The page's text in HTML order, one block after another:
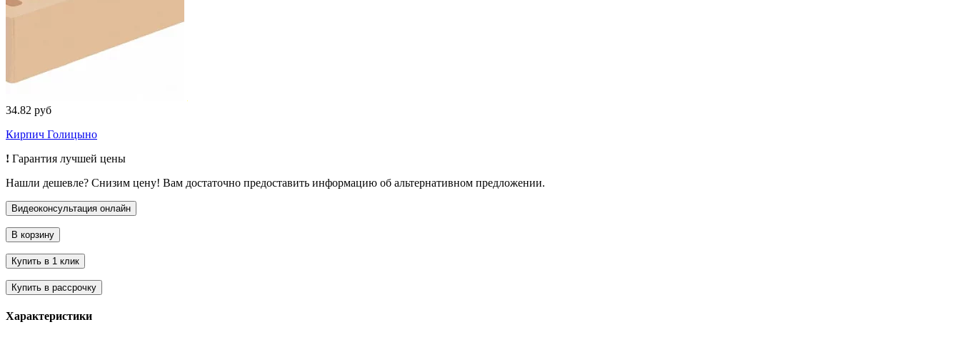
34.82 руб
Кирпич Голицыно
! Гарантия лучшей цены
Нашли дешевле? Снизим цену! Вам достаточно предоставить информацию об альтернативном предложении.
Характеристики